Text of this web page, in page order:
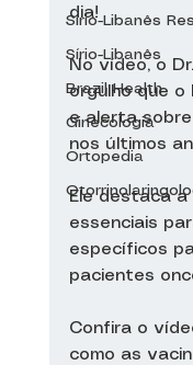
Sírio-Libanês
Sírio-Libanês
Brazil Health
Ginecologia
Ortopedia
dia!
No vídeo, o
orgulho que o
e alerta
nos últimos
Ele destaca a
essenciais
específicos
pacientes
Confira o
como as